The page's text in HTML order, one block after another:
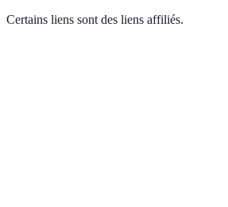
Certains liens sont des liens affiliés.